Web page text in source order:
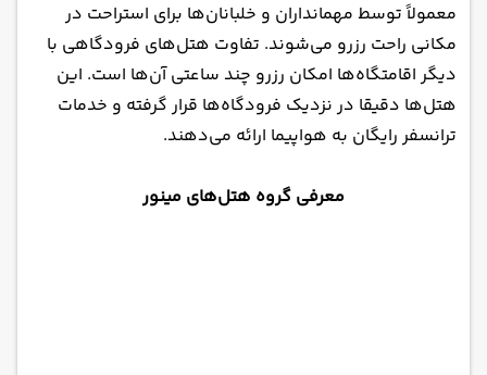
معمولاً توسط مهمانداران و خلبانان‌ها برای استراحت در
مکانی راحت رزرو می‌شوند. تفاوت هتل‌های فرودگاهی با
دیگر اقامتگاه‌ها امکان رزرو چند ساعتی آن‌ها است. این
هتل‌ها دقیقا در نزدیک فرودگاه‌ها قرار گرفته و خدمات
ترانسفر رایگان به هواپیما ارائه می‌دهند.
معرفی گروه هتل‌های مینور